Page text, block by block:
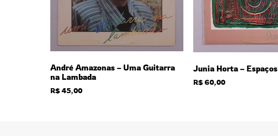
André Amazonas – Uma Guitarra
na Lambada
R$45,00
Junia Horta – Espaços
R$60,00